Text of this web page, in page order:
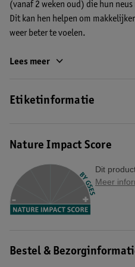
(vanaf 2 weken oud) die hun
Dit kan hen helpen om
weer beter te voelen.
Gebruik eventueel een
de slaap van baby's tijdens een
• Geschikt voor dagelijkse
• Verzacht en verwijdert
• Bevochtigt het neusje van je baby
Lees meer
Etiketinformatie
Nature Impact Score
Dit
Meer
Bestel &